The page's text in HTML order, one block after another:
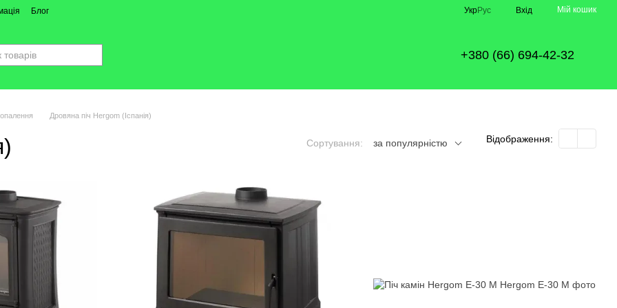
Блог УкрРус Вхід Мій кошик
+380 (66) 694-42-32
Дровяна піч Hergom (Іспанія)
Сортування: за популярністю Відображення: